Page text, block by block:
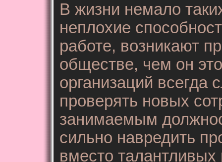
В жизни немало
неплохие
работе, возникают
обществе, чем он
организаций всегда
проверять новых
занимаемым
сильно навредить
вместо